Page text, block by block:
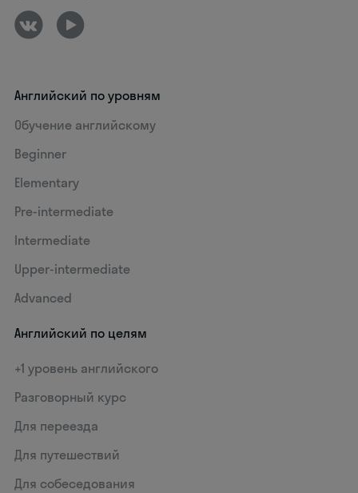
Английский по уровням
Обучение английскому
Beginner
Elementary
Pre-intermediate
Intermediate
Upper-intermediate
Advanced
Английский по целям
+1 уровень английского
Разговорный курс
Для переезда
Для путешествий
Для собеседования